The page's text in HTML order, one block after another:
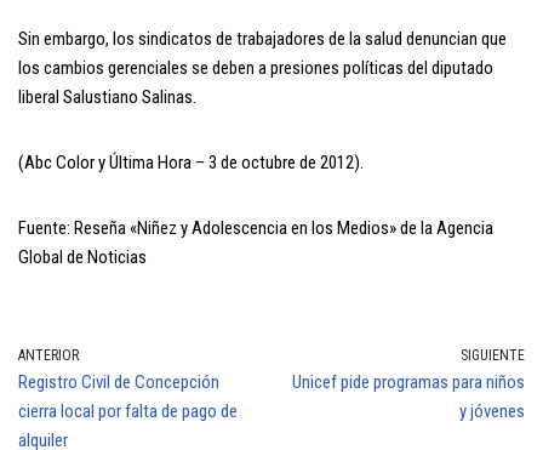
Sin embargo, los sindicatos de trabajadores de la salud denuncian que
los cambios gerenciales se deben a presiones políticas del diputado
liberal Salustiano Salinas.
(Abc Color y Última Hora – 3 de octubre de 2012).
Fuente: Reseña «Niñez y Adolescencia en los Medios» de la Agencia
Global de Noticias
ANTERIOR
Registro Civil de Concepción
cierra local por falta de pago de
alquiler
SIGUIENTE
Unicef pide programas para niños
y jóvenes